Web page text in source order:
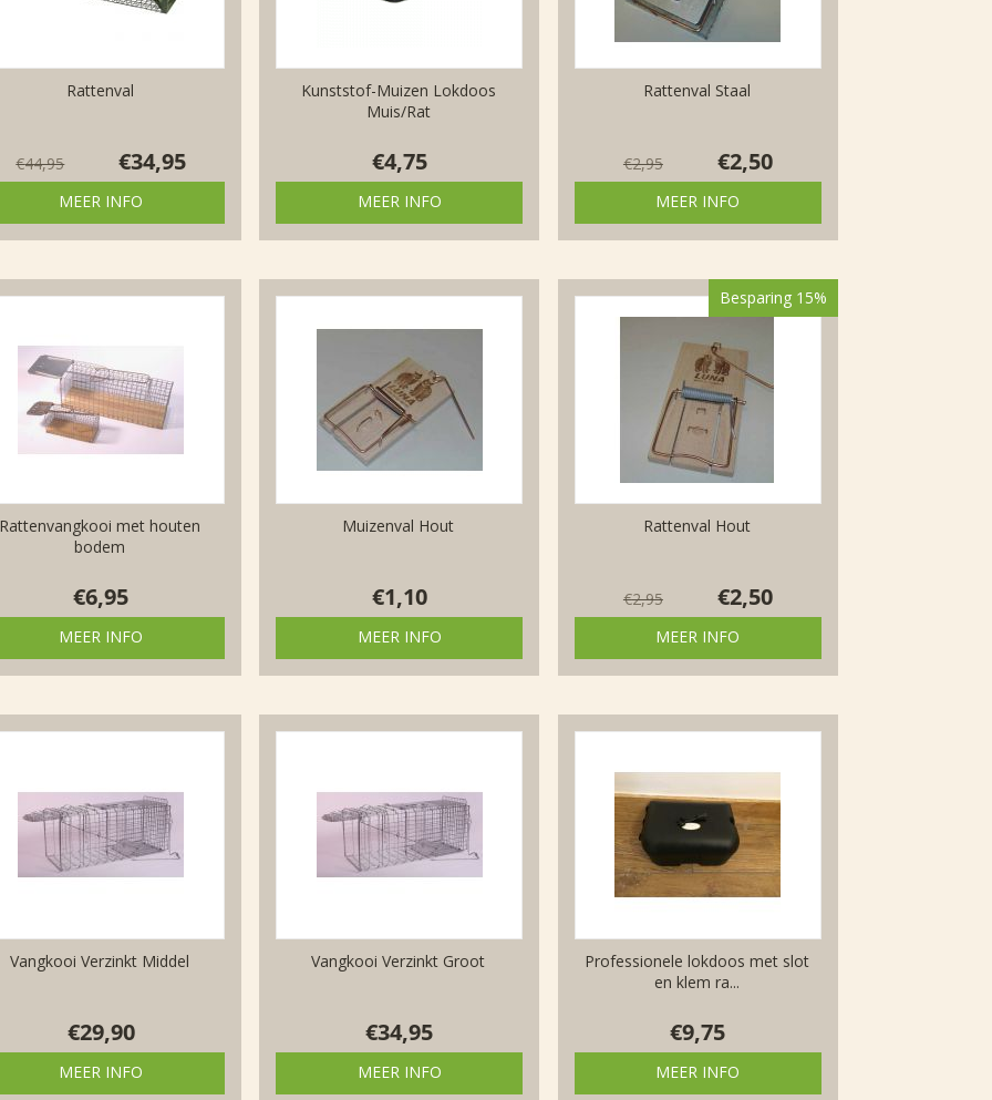
Rattenval
€44,95 €34,95
MEER INFO
Kunststof-Muizen Lokdoos
Muis/Rat
€4,75
MEER INFO
Rattenval Staal
€2,95 €2,50
MEER INFO
Rattenvangkooi met houten
bodem
€6,95
MEER INFO
Muizenval Hout
€1,10
MEER INFO
Besparing 15%
Rattenval Hout
€2,95 €2,50
MEER INFO
Vangkooi Verzinkt Middel
€29,90
MEER INFO
Vangkooi Verzinkt Groot
€34,95
MEER INFO
Professionele lokdoos met slot
en klem ra...
€9,75
MEER INFO